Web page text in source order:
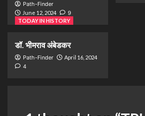
Path-Finder
June 12, 2024 9
TODAY IN HISTORY
डॉ. भीमराव अंबेडकर
Path-Finder April 16, 2024
4